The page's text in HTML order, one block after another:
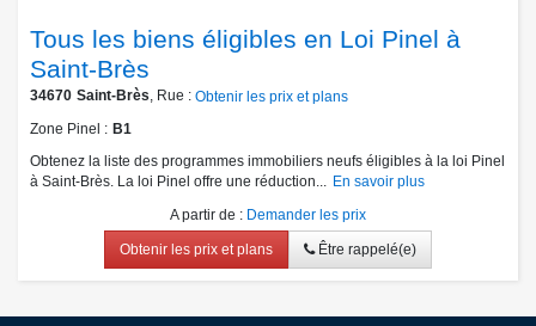
Tous les biens éligibles en Loi Pinel à
Saint-Brès
34670 Saint-Brès , Rue : Obtenir les prix et plans
Zone Pinel
B1
Obtenez la liste des programmes immobiliers neufs éligibles à la loi Pinel
à Saint-Brès. La loi Pinel offre une réduction...
En savoir plus
A partir de : Demander les prix
Obtenir les prix et plans Être rappelé(e)